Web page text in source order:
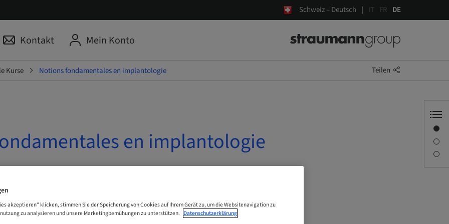
Schweiz – Deutsch IT FR DE
Kontakt Mein Konto
Kurse Notions fondamentales en implantologie Teilen
en implantologie
akzeptieren“ klicken, stimmen Sie der Speicherung von Cookies auf Ihrem Gerät zu, um die Websitenavigation zu
zu analysieren und unsere Marketingbemühungen zu unterstützen. Datenschutzerklärung